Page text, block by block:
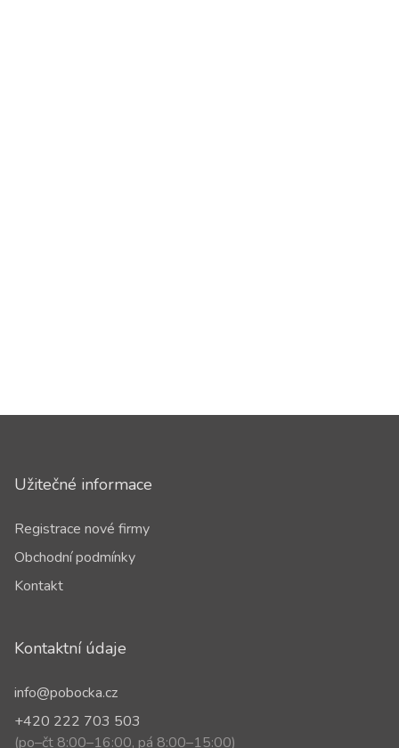
Užitečné informace
Registrace nové firmy
Obchodní podmínky
Kontakt
Kontaktní údaje
info@pobocka.cz
+420 222 703 503
(po–čt 8:00–16:00, pá 8:00–15:00)